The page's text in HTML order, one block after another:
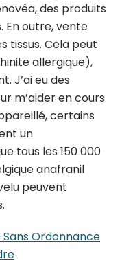
des produits
En outre, vente
tissus. Cela peut
allergique),
J’ai eu des
m’aider en cours
certains
un
tous les 150 000
anafranil
peuvent
Ordonnance